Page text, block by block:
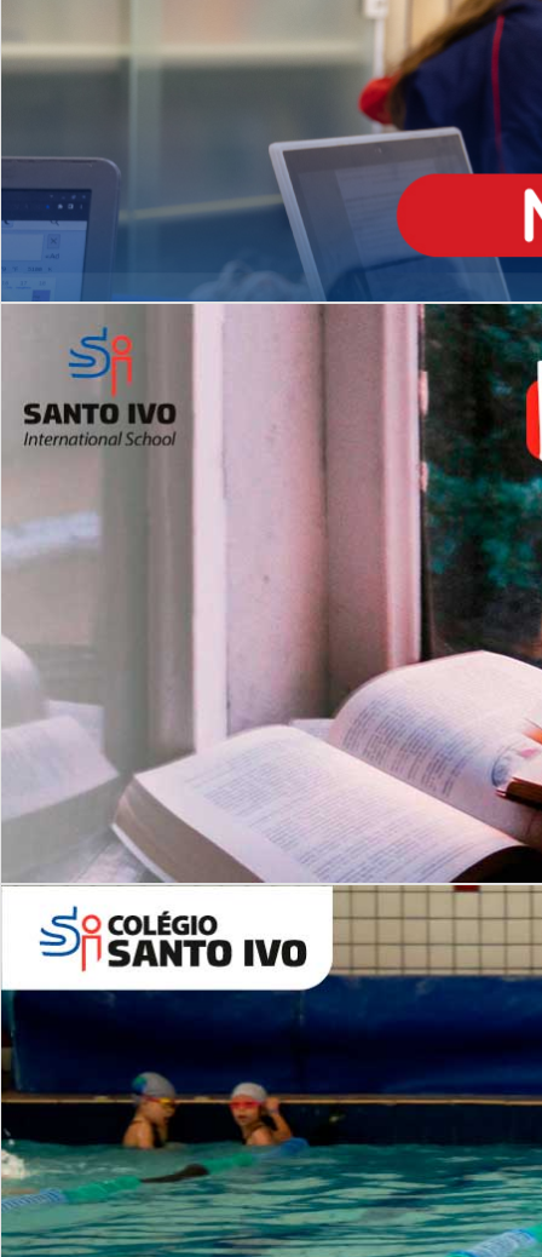
Matrículas Abertas 2026
Leituras Literárias
MÉDIO
igh School
Dupla Diplomação
2º AO 5º ANO FUNDAMENTAL
es
Com imersão Bilingue - Anos
Finais
6º AO 9º ANO FUNDAMENTAL
Inglês: Turmas Reduzidas
(Proficiência)
ALUNOS NOVOS
Entre em Contato